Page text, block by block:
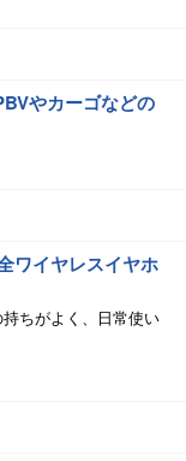
やカーゴなどの
ワイヤレスイヤホ
ちがよく、日常使い